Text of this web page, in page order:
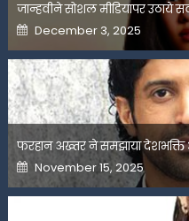
जान्हवीने सोशल मीडियापर उठाये
Posted
on
December 3, 2025
फरहान अख्तर ने समझाया
Posted
on
November 15, 2025